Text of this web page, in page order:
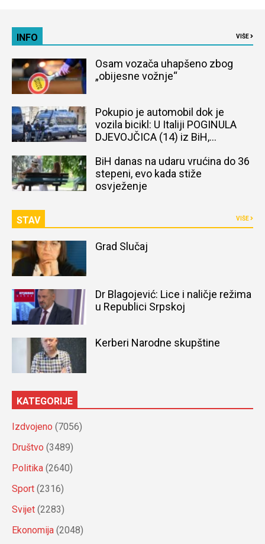
INFO VIŠE
Osam vozača uhapšeno zbog
„obijesne vožnje“
Pokupio je automobil dok je
vozila bicikl: U Italiji POGINULA
DJEVOJČICA (14) iz BiH,
BiH danas na udaru vrućina do 36
stepeni, evo kada stiže
osvježenje
STAV VIŠE
Grad Slučaj
Dr Blagojević: Lice i naličje režima
u Republici Srpskoj
Kerberi Narodne skupštine
KATEGORIJE
Izdvojeno (7056)
Društvo (3489)
Politika (2640)
Sport (2316)
Svijet (2283)
Ekonomija (2048)